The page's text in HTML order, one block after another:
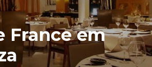
France em